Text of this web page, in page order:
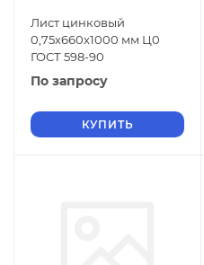
Лист цинковый
0,75х660х1000 мм Ц0
ГОСТ 598-90
По запросу
КУПИТЬ